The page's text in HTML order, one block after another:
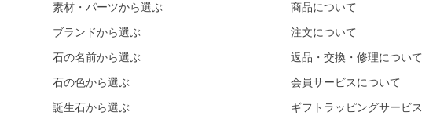
素材・パーツから選ぶ
ブランドから選ぶ
石の名前から選ぶ
石の色から選ぶ
誕生石から選ぶ
商品について
注文について
返品・交換・修理について
会員サービスについて
ギフトラッピングサービス